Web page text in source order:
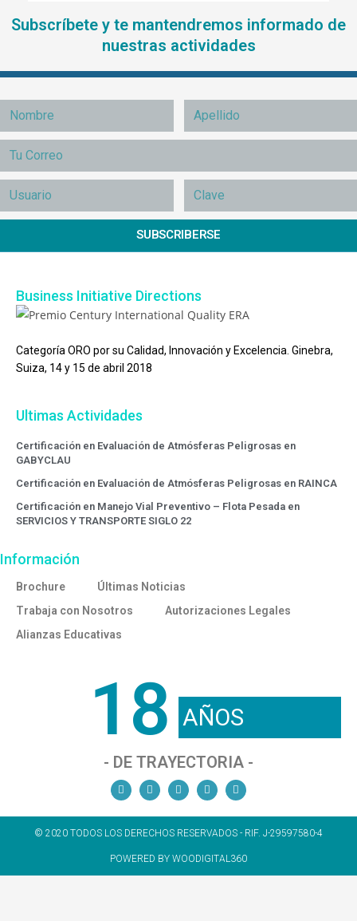
Subscríbete y te mantendremos informado de
nuestras actividades
SUBSCRIBERSE
Business Initiative Directions
Categoría ORO por su Calidad, Innovación y Excelencia. Ginebra,
Suiza, 14 y 15 de abril 2018
Ultimas Actividades
Certificación en Evaluación de Atmósferas Peligrosas en
GABYCLAU
Certificación en Evaluación de Atmósferas Peligrosas en RAINCA
Certificación en Manejo Vial Preventivo – Flota Pesada en
SERVICIOS Y TRANSPORTE SIGLO 22
Información
Brochure
Últimas Noticias
Trabaja con Nosotros
Autorizaciones Legales
Alianzas Educativas
18 AÑOS
- DE TRAYECTORIA -
© 2020 TODOS LOS DERECHOS RESERVADOS - RIF. J-29597580-4
POWERED BY WOODIGITAL360